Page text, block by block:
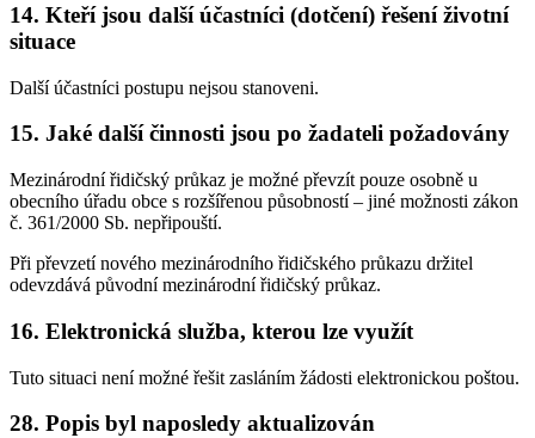
14. Kteří jsou další účastníci (dotčení) řešení životní
situace
Další účastníci postupu nejsou stanoveni.
15. Jaké další činnosti jsou po žadateli požadovány
Mezinárodní řidičský průkaz je možné převzít pouze osobně u
obecního úřadu obce s rozšířenou působností – jiné možnosti zákon
č. 361/2000 Sb. nepřipouští.
Při převzetí nového mezinárodního řidičského průkazu držitel
odevzdává původní mezinárodní řidičský průkaz.
16. Elektronická služba, kterou lze využít
Tuto situaci není možné řešit zasláním žádosti elektronickou poštou.
28. Popis byl naposledy aktualizován